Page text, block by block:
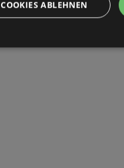
COOKIES ABLEHNEN